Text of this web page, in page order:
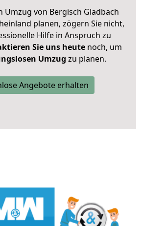
Umzug von Bergisch Gladbach
planen, zögern Sie nicht,
Hilfe in Anspruch zu
Sie uns heutenoch, um
Umzug zu planen.
Angebote erhalten